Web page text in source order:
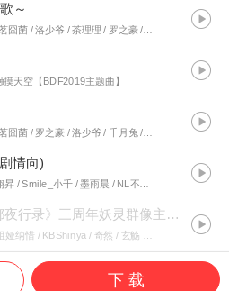
～
七叶 / 小吴太太 / 鹿马Lmua / 祈lnory / 少年霜 / 亡海Aries / 倪莫问 / 紫嘉儿 / Mr.岑 / 七叶草 / 凑诗 / 洛萱 / 杨啟（满汉女神） / 绯色 / 霄磊 / 马里奥（Mario）
摸天空【BDF2019主题曲】
七叶 / 小吴太太 / 鹿马Lmua / 少年霜 / 亡海Aries / 倪莫问 / 祖娅纳惜 / 昼夜 / 紫嘉儿 / Mr.岑 / 七叶草 / 凑诗 / 洛萱 / 女神 / 绯色 / 霄磊 / 马里奥（Mario）
情向)
/ 沉鱼会吐泡泡 / 林清弄 / 海疼er / T-Tone_小T / 裂天 / 白黎 / 温崇正 / 林牧遥 / 黄麒Eros / 韩智愚
夜行录》三周年妖灵群像主题曲 )
许多葵 / 只有影子 / Sherry龙小葵 / 裂天 / 晴愔 / 忘月幽 / 阿南sara / 龙盘 / 宗顺康ken / 凌之轩 / 凑诗 / 莲琊 / 嫌弃 / 时砂 / 叶萱Sharon / 辰小弦 / 鸦青 / 樱九 / 夏初临 / 纱朵 / W.K. / KasaYAYA / HolyNight / 贼恩 / 狩觞 / 沈雾敛 / SpriteSoft / Babystop_山竹 / 戎一Neo / CANT太子 / LON / 星河Clark / 陈在野 / 西凉Cassie / 将离 / 苇苇 / 玉璇玑 / 崔知事_Pikaichu㉿
下 载